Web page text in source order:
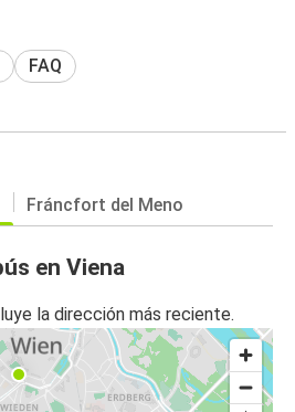
FAQ
Fráncfort del Meno
en Viena
la dirección más reciente.